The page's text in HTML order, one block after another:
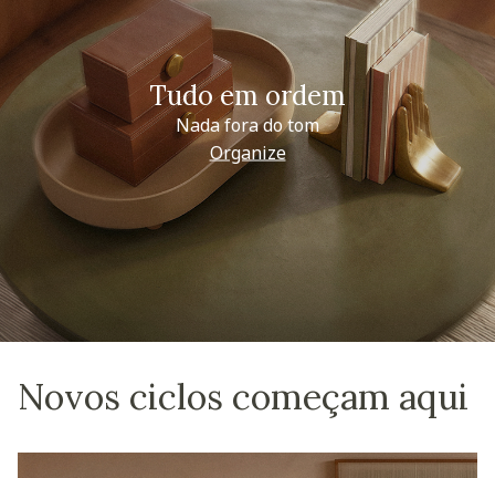
Tudo em ordem
Nada fora do tom
Organize
Novos ciclos começam aqui